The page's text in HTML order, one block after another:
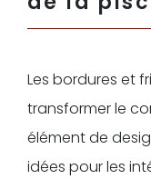
Les bordures et
transformer le
élément de
idées pour les